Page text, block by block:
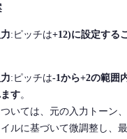
:ピッチは+12)に設定する
:ピッチは-1から+2の範囲
す。
いては、元の入力トーン
ルに基づいて微調整し、